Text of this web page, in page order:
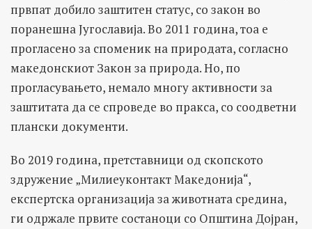
првпат добило заштитен статус, со закон во
поранешна Југославија. Во 2011 година, тоа е
прогласено за споменик на природата, согласно
македонскиот Закон за природа. Но, по
прогласувањето, немало многу активности за
заштитата да се спроведе во пракса, со соодветни
плански документи.
Во 2019 година, претставници од скопското
здружение „Милиеуконтакт Македонија“,
експертска организација за животната средина,
ги одржале првите состаноци со Општина Дојран,